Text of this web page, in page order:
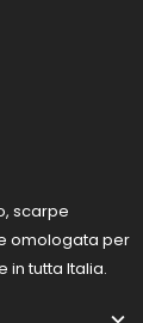
scarpe
omologata per
in tutta Italia.